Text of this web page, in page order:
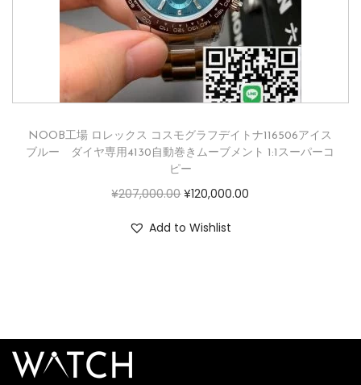
NOOB工場 ロレックス コスモグラフデイトナ116506アイス
ブルー ダイヤ専用4130自動巻きムーブメント 1:1スーパーコ
ピー
¥207,000.00 ¥120,000.00
Add to Wishlist